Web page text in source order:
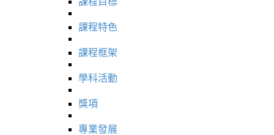
課程特色
課程框架
學科活動
獎項
專業發展